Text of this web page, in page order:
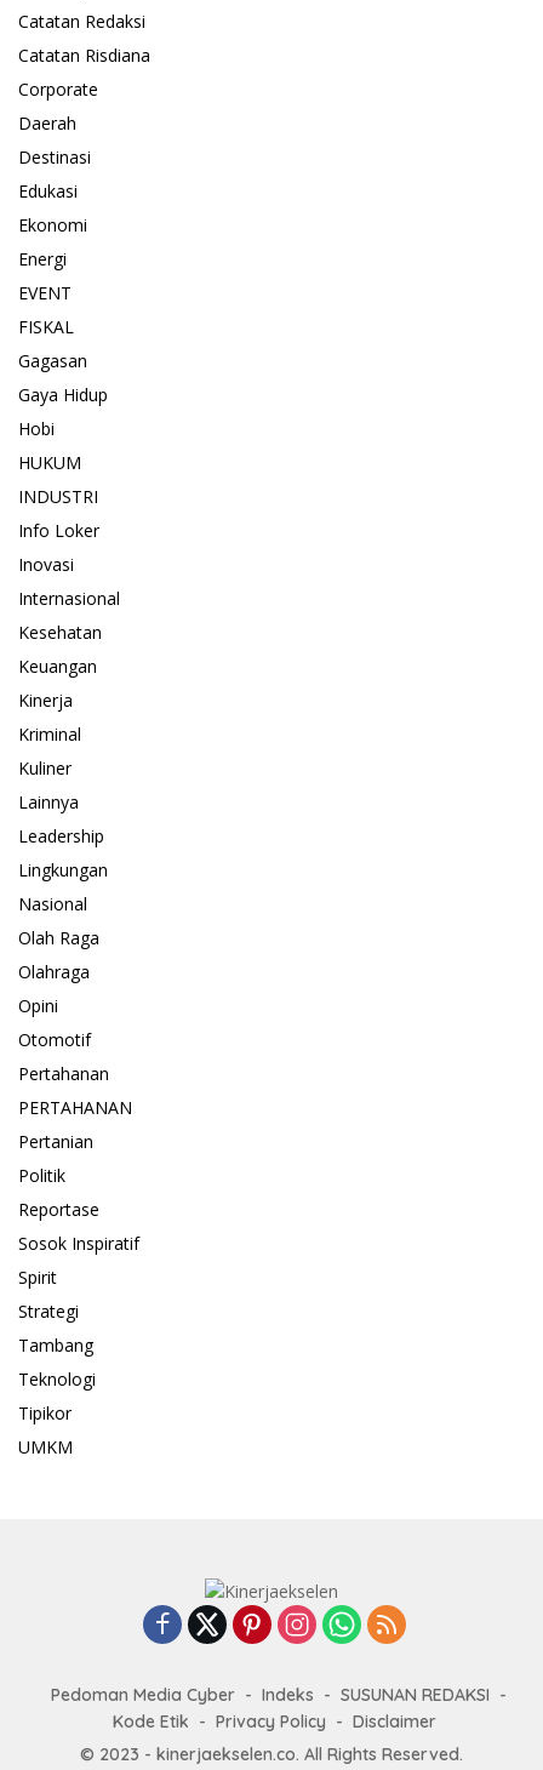
Catatan Redaksi
Catatan Risdiana
Corporate
Daerah
Destinasi
Edukasi
Ekonomi
Energi
EVENT
FISKAL
Gagasan
Gaya Hidup
Hobi
HUKUM
INDUSTRI
Info Loker
Inovasi
Internasional
Kesehatan
Keuangan
Kinerja
Kriminal
Kuliner
Lainnya
Leadership
Lingkungan
Nasional
Olah Raga
Olahraga
Opini
Otomotif
Pertahanan
PERTAHANAN
Pertanian
Politik
Reportase
Sosok Inspiratif
Spirit
Strategi
Tambang
Teknologi
Tipikor
UMKM
Pedoman Media Cyber Indeks
SUSUNAN REDAKSI
Kode Etik
Privacy Policy
Disclaimer
© 2023 - kinerjaekselen.co. All Rights Reserved.